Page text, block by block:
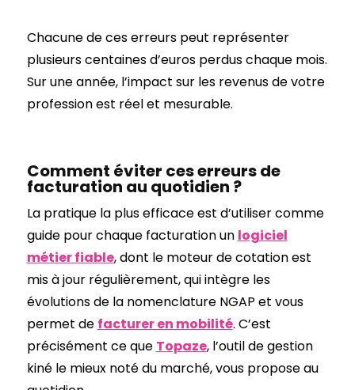
Chacune de ces erreurs peut représenter
plusieurs centaines d’euros perdus chaque mois.
Sur une année, l’impact sur les revenus de votre
profession est réel et mesurable.
Comment éviter ces erreurs de
facturation au quotidien ?
La pratique la plus efficace est d’utiliser comme
guide pour chaque facturation un logiciel
métier fiable, dont le moteur de cotation est
mis à jour régulièrement, qui intègre les
évolutions de la nomenclature NGAP et vous
permet de facturer en mobilité. C’est
précisément ce que Topaze, l’outil de gestion
kiné le mieux noté du marché, vous propose au